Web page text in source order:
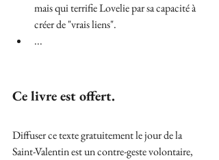
mais qui terrifie Lovelie par sa capacité à
créer de "vrais liens".
...
Ce livre est offert.
Diffuser ce texte gratuitement le jour de la
Saint-Valentin est un contre-geste volontaire,